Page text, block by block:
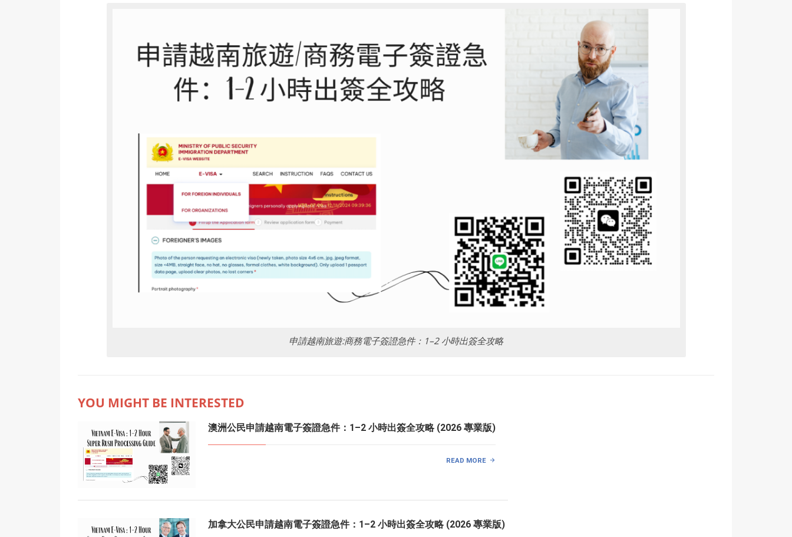
申請越南旅遊:商務電子簽證急件：1–2 小時出簽全攻略
YOU MIGHT BE INTERESTED
澳洲公民申請越南電子簽證急件：1–2 小時出簽全攻略 (2026 專業版)
READ MORE
加拿大公民申請越南電子簽證急件：1–2 小時出簽全攻略 (2026 專業版)